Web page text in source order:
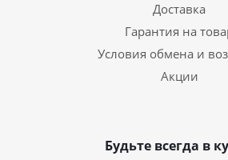
Доставка
Гарантия на
Условия обмена и
Акции
Будьте всегда в